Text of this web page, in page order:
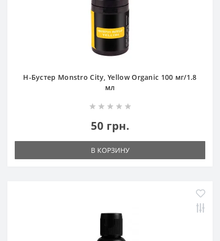
Н-Бустер Monstro City, Yellow Organic 100 мг/1.8
мл
50 грн.
В КОРЗИНУ